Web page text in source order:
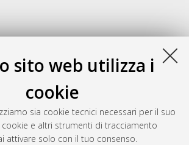
sito web utilizza i
cookie
sia cookie tecnici necessari per il suo
e altri strumenti di tracciamento
attivare solo con il tuo consenso.
(2009)Intrinsic uncoupling in the ATP
coli. Studies on WT and Îµ-truncated
thesis], Alma Mater Studiorum
Dottorato di ricerca in
cellulari e molecolari, 21 Ciclo. DOI
1762.